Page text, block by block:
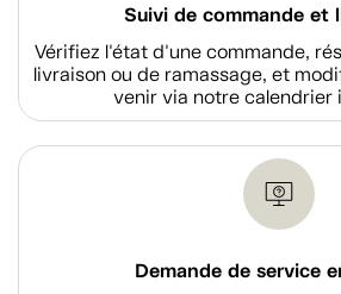
Suivi de commande et
Vérifiez l'état d'une commande,
livraison ou de ramassage, et
venir via notre calendrier
Demande de service